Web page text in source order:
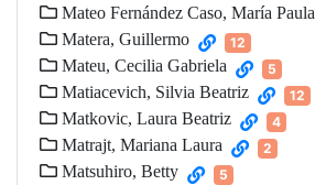
Mateo Fernández Caso, María Paula
Matera, Guillermo 12
Mateu, Cecilia Gabriela 5
Matiacevich, Silvia Beatriz 12
Matkovic, Laura Beatriz 4
Matrajt, Mariana Laura 2
Matsuhiro, Betty 5